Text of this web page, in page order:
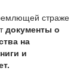
страже
документы о
на
и